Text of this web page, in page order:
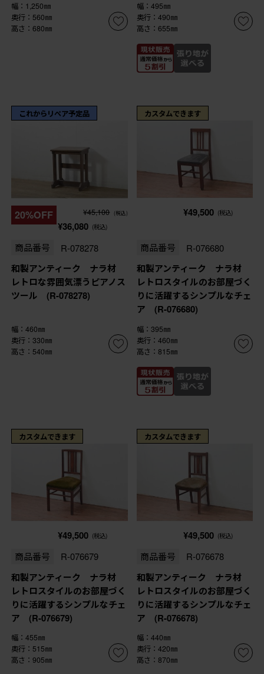
幅：1,250㎜
奥行：560㎜
高さ：680㎜
幅：495㎜
奥行：490㎜
高さ：655㎜
これからリペア予定品
20%OFF ¥45,100 (税込)
¥36,080 (税込)
商品番号 R-078278
和製アンティーク ナラ材
レトロな雰囲気漂うピアノス
ツール (R-078278)
幅：460㎜
奥行：330㎜
高さ：540㎜
カスタムできます
¥49,500 (税込)
商品番号 R-076680
和製アンティーク ナラ材
レトロスタイルのお部屋づく
りに活躍するシンプルなチェ
ア (R-076680)
幅：395㎜
奥行：460㎜
高さ：815㎜
カスタムできます
¥49,500 (税込)
商品番号 R-076679
和製アンティーク ナラ材
レトロスタイルのお部屋づく
りに活躍するシンプルなチェ
ア (R-076679)
幅：455㎜
奥行：515㎜
高さ：905㎜
カスタムできます
¥49,500 (税込)
商品番号 R-076678
和製アンティーク ナラ材
レトロスタイルのお部屋づく
りに活躍するシンプルなチェ
ア (R-076678)
幅：440㎜
奥行：420㎜
高さ：870㎜